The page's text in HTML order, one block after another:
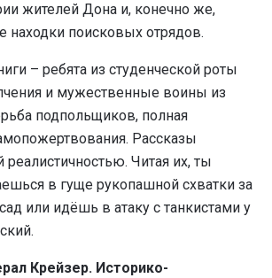
жителей Дона и, конечно же,
находки поисковых отрядов.
– ребята из студенческой роты
и мужественные воины из
подпольщиков, полная
Рассказы
Читая их, ты
в гуще рукопашной схватки за
или идёшь в атаку с танкистами у
Крейзер. Историко-